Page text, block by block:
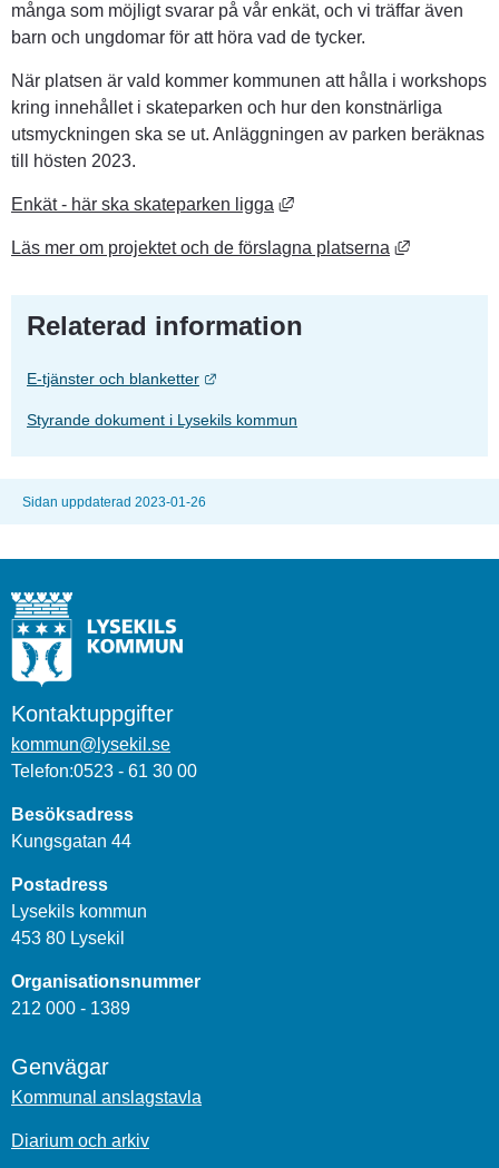
många som möjligt svarar på vår enkät, och vi träffar även
barn och ungdomar för att höra vad de tycker.
När platsen är vald kommer kommunen att hålla i workshops
kring innehållet i skateparken och hur den konstnärliga
utsmyckningen ska se ut. Anläggningen av parken beräknas
till hösten 2023.
Enkät - här ska skateparken ligga Länk till annan
Läs mer om projektet och de förslagna platserna Länk till
Relaterad information
E-tjänster och blanketter Länk till annan webbplats.
Styrande dokument i Lysekils kommun
Sidan uppdaterad 2023-01-26
Kontaktuppgifter
kommun@lysekil.se
Telefon:0523 - 61 30 00
Besöksadress
Kungsgatan 44
Postadress
Lysekils kommun
453 80 Lysekil
Organisationsnummer
212 000 - 1389
Genvägar
Kommunal anslagstavla
Diarium och arkiv